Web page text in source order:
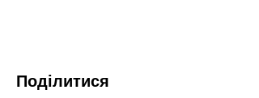
Поділитися